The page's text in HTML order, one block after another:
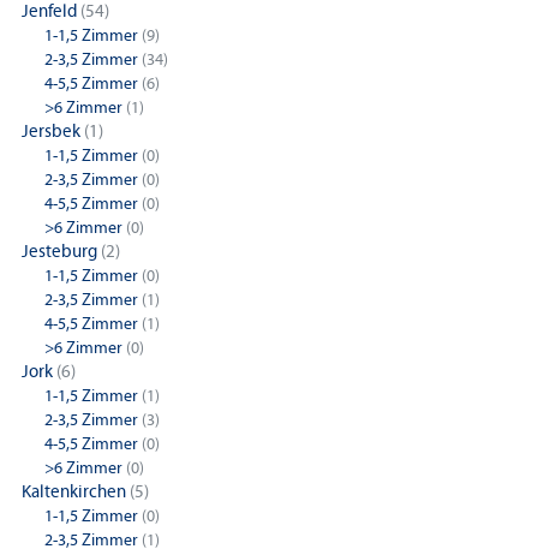
Jenfeld (54)
1-1,5 Zimmer (9)
2-3,5 Zimmer (34)
4-5,5 Zimmer (6)
>6 Zimmer (1)
Jersbek (1)
1-1,5 Zimmer (0)
2-3,5 Zimmer (0)
4-5,5 Zimmer (0)
>6 Zimmer (0)
Jesteburg (2)
1-1,5 Zimmer (0)
2-3,5 Zimmer (1)
4-5,5 Zimmer (1)
>6 Zimmer (0)
Jork (6)
1-1,5 Zimmer (1)
2-3,5 Zimmer (3)
4-5,5 Zimmer (0)
>6 Zimmer (0)
Kaltenkirchen (5)
1-1,5 Zimmer (0)
2-3,5 Zimmer (1)